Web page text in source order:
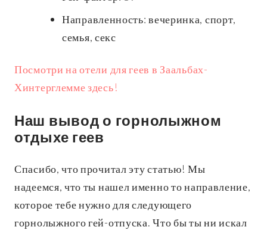
Направленность: вечеринка, спорт,
семья, секс
Посмотри на отели для геев в Заальбах-
Хинтерглемме здесь!
Наш вывод о горнолыжном
отдыхе геев
Спасибо, что прочитал эту статью! Мы
надеемся, что ты нашел именно то направление,
которое тебе нужно для следующего
горнолыжного гей-отпуска. Что бы ты ни искал